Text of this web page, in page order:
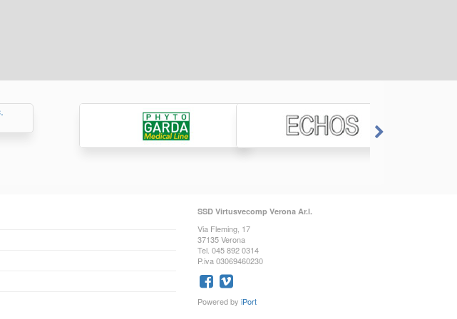
SSD Virtusvecomp Verona Ar.l.
Via Fleming, 17
37135 Verona
Tel. 045 892 0314
P.iva 03069460230
Powered by iPort